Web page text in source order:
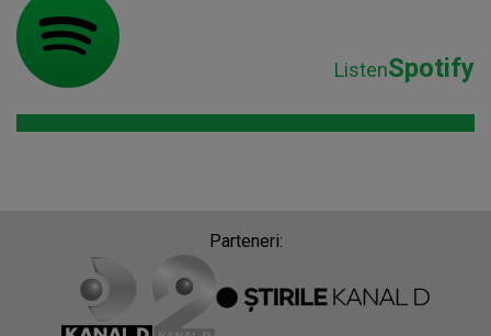
ListenSpotify
Parteneri: